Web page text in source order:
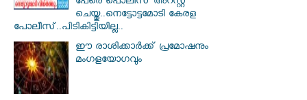
ചെയ്തു..നെട്ടോട്ടമോടി കേരള
പോലീസ്..പിടികിട്ടിയില്ല..
ഈ രാശിക്കാർക്ക് പ്രമോഷനും
മംഗളയോഗവും